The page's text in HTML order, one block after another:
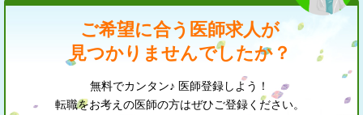
ご希望に合う医師求人が
見つかりませんでしたか？
無料でカンタン♪ 医師登録しよう！
転職をお考えの医師の方はぜひご登録ください。